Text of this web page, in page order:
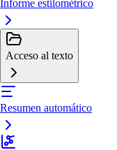
Informe estilométrico
Acceso al texto
Resumen automático